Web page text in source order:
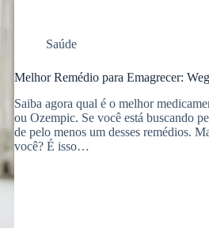
Saúde
Melhor Remédio para Emagrecer:
Saiba agora qual é o melhor
ou Ozempic. Se você está buscando
de pelo menos um desses remédios.
você? É isso…